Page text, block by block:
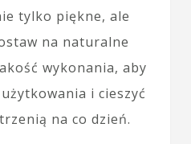
tylko piękne, ale
na naturalne
wykonania, aby
użytkowania i cieszyć
na co dzień.